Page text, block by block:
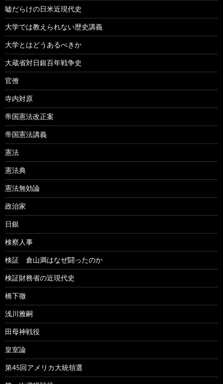
嘘だらけの日米近現代史
大学では教えられない歴史講義
大学とはどうあるべきか
大蔵省対日銀百年戦争史
官僚
寺内対原
帝国憲法改正案
帝国憲法講義
憲法
憲法典
憲法無効論
政治家
日銀
検察人事
検証 倉山満はなぜ闘ったのか
検証財務省の近現代史
橋下徹
浅川雅嗣
田母神戦役
皇室論
第45回アメリカ大統領選